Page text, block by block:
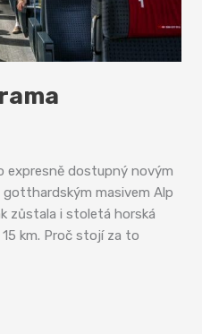
expresně dostupný novým
masivem Alp
zůstala i stoletá horská
km. Proč stojí za to